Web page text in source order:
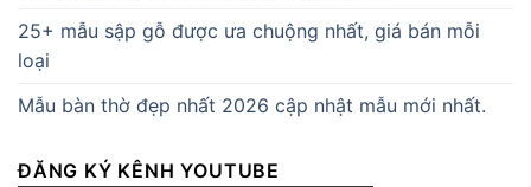
25+ mẫu sập gỗ được ưa chuộng nhất, giá bán mỗi
loại
Mẫu bàn thờ đẹp nhất 2026 cập nhật mẫu mới nhất.
ĐĂNG KÝ KÊNH YOUTUBE